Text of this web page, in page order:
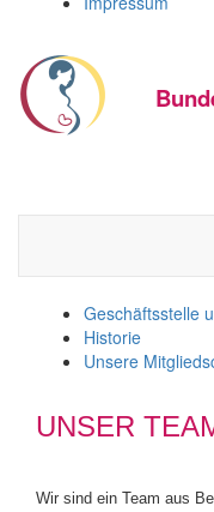
Geschäftsstelle
Historie
Unsere
UNSER
Wir sind ein Team aus